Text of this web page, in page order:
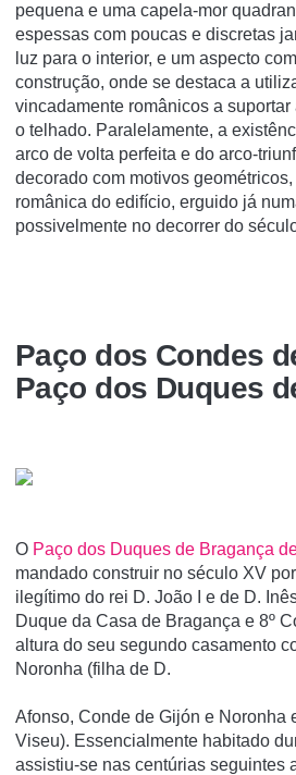
pequena e uma capela-mor
espessas com poucas e discretas
luz para o interior, e um aspecto
construção, onde se destaca a
vincadamente românicos a
o telhado. Paralelamente, a
arco de volta perfeita e do arco-
decorado com motivos
românica do edifício, erguido já
possivelmente no decorrer do
Paço dos Condes
Paço dos Duques
O Paço dos Duques de Bragança
mandado construir no século XV
ilegítimo do rei D. João I e de D.
Duque da Casa de Bragança e 8º
altura do seu segundo casamento
Noronha (filha de D.
Afonso, Conde de Gijón e Noronha
Viseu). Essencialmente habitado
assistiu-se nas centúrias seguintes